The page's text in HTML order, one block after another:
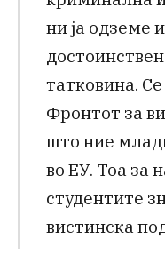
ни ја одземе
татковина.
Фронтот за
што ние
во ЕУ. Тоа за
студентите
вистинска